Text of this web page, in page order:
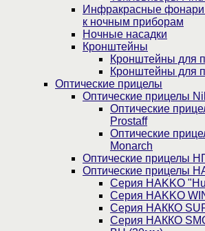
Инфракрасные фонари
к ночным приборам
Ночные насадки
Кронштейны
Кронштейны для
Кронштейны для
Оптические прицелы
Оптические прицелы
Оптические
Prostaff
Оптические
Monarch
Оптические прицелы
Оптические прицелы
Cерия HAKKO
Серия НAKKO
Серия НАККО
Серия НАККО